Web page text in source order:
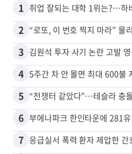
1 취업 잘되는 대학 1위는?…하
2
3 김원석 투자 사기 논란 고발
4 5주간 차 안 몰면 최대 600불
5
6
7